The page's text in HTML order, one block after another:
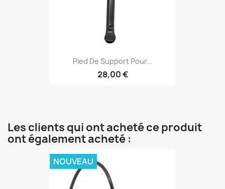
Pied De Support Pour...
28,00 €
Les clients qui ont acheté ce produit
ont également acheté :
NOUVEAU